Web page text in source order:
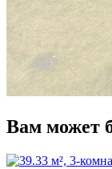
Вам может